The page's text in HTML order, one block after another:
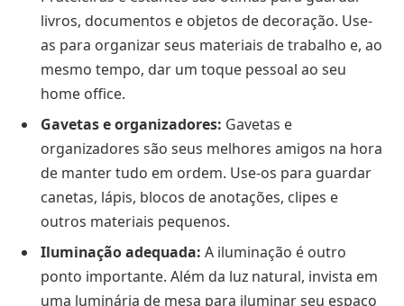
livros, documentos e objetos de decoração. Use-
as para organizar seus materiais de trabalho e, ao
mesmo tempo, dar um toque pessoal ao seu
home office.
Gavetas e organizadores: Gavetas e
organizadores são seus melhores amigos na hora
de manter tudo em ordem. Use-os para guardar
canetas, lápis, blocos de anotações, clipes e
outros materiais pequenos.
Iluminação adequada: A iluminação é outro
ponto importante. Além da luz natural, invista em
uma luminária de mesa para iluminar seu espaço